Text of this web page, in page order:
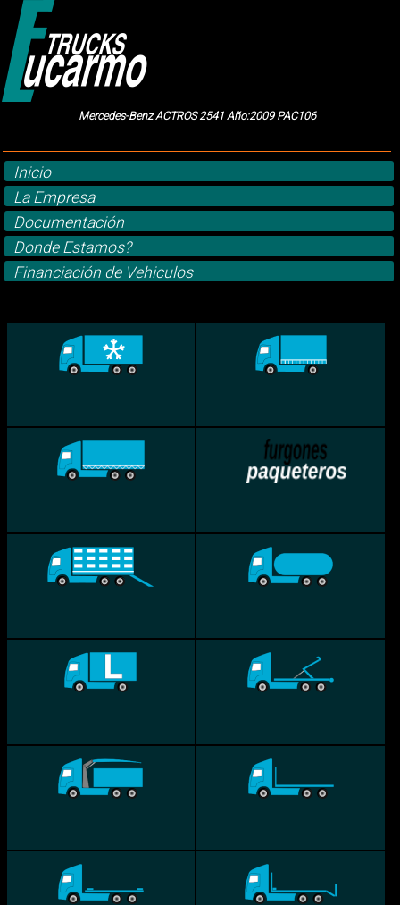
Mercedes-Benz ACTROS 2541 Año:2009 PAC106
Inicio
La Empresa
Documentación
Donde Estamos?
Financiación de Vehiculos